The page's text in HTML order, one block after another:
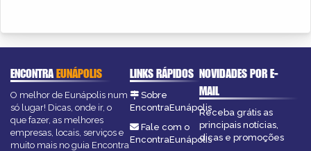
ENCONTRAEUNÁPOLIS
O melhor de Eunápolis num
só lugar! Dicas, onde ir, o
que fazer, as melhores
empresas, locais, serviços e
muito mais no guia Encontra
LINKS RÁPIDOS
Sobre
EncontraEunápolis
Fale com o
EncontraEunápolis
NOVIDADES POR E-
MAIL
Receba grátis as
principais notícias,
dicas e promoções